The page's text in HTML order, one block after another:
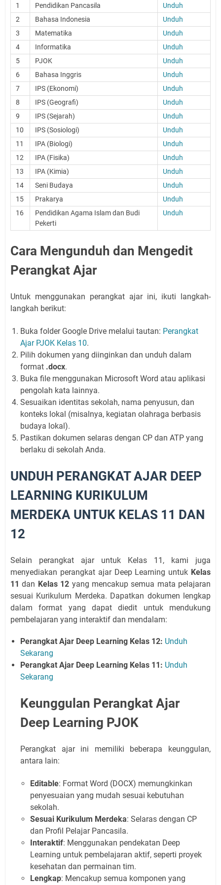
1 Pendidikan Pancasila
Unduh
2
Bahasa Indonesia
Unduh
3
Matematika
Unduh
4
Informatika
Unduh
5
PJOK
Unduh
6
Bahasa Inggris
Unduh
7
IPS (Ekonomi)
Unduh
8
IPS (Geografi)
Unduh
9
IPS (Sejarah)
Unduh
10
IPS (Sosiologi)
Unduh
11
IPA (Biologi)
Unduh
12
IPA (Fisika)
Unduh
13
IPA (Kimia)
Unduh
14
Seni Budaya
Unduh
15
Prakarya
Unduh
16
Pendidikan Agama Islam dan Budi
Pekerti
Unduh
Cara Mengunduh dan Mengedit
Perangkat Ajar
Untuk menggunakan perangkat ajar ini, ikuti langkah-
langkah berikut:
Buka folder Google Drive melalui tautan: Perangkat
Ajar PJOK Kelas 10.
Pilih dokumen yang diinginkan dan unduh dalam
format .docx.
Buka file menggunakan Microsoft Word atau aplikasi
pengolah kata lainnya.
Sesuaikan identitas sekolah, nama penyusun, dan
konteks lokal (misalnya, kegiatan olahraga berbasis
budaya lokal).
Pastikan dokumen selaras dengan CP dan ATP yang
berlaku di sekolah Anda.
UNDUH PERANGKAT AJAR DEEP
LEARNING KURIKULUM
MERDEKA UNTUK KELAS 11 DAN
12
Selain perangkat ajar untuk Kelas 11, kami juga
menyediakan perangkat ajar Deep Learning untuk Kelas
11 dan Kelas 12 yang mencakup semua mata pelajaran
sesuai Kurikulum Merdeka. Dapatkan dokumen lengkap
dalam format yang dapat diedit untuk mendukung
pembelajaran yang interaktif dan mendalam:
Perangkat Ajar Deep Learning Kelas 12: Unduh
Sekarang
Perangkat Ajar Deep Learning Kelas 11: Unduh
Sekarang
Keunggulan Perangkat Ajar
Deep Learning PJOK
Perangkat ajar ini memiliki beberapa keunggulan,
antara lain:
Editable: Format Word (DOCX) memungkinkan
penyesuaian yang mudah sesuai kebutuhan
sekolah.
Sesuai Kurikulum Merdeka: Selaras dengan CP
dan Profil Pelajar Pancasila.
Interaktif: Menggunakan pendekatan Deep
Learning untuk pembelajaran aktif, seperti proyek
kesehatan dan permainan tim.
Lengkap: Mencakup semua komponen yang